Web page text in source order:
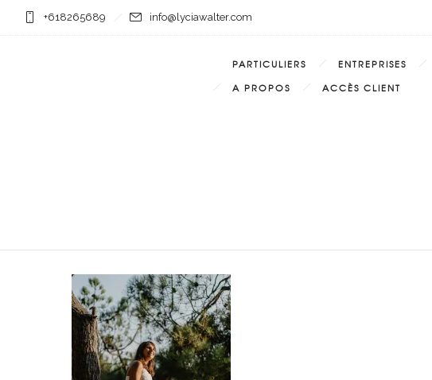
+618265689 info@lyciawalter.com
PARTICULIERS ENTREPRISES
A PROPOS
ACCÈS CLIENT